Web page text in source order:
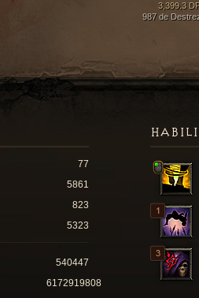
3,399.3
987 de
77
5861
823
5323
540447
6172919808